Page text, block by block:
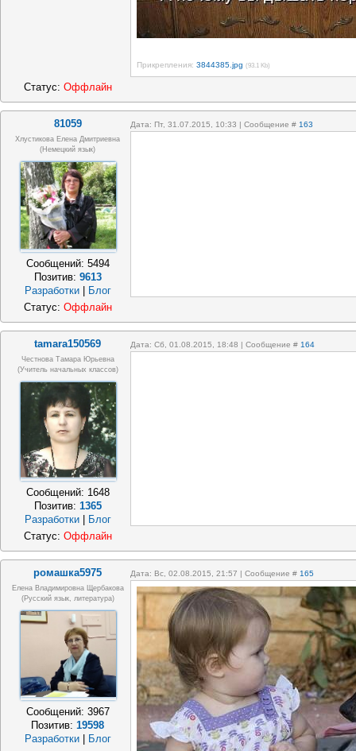
Прикрепления: 3844385.jpg (93.1 Kb)
Статус: Оффлайн
81059 Дата: Пт, 31.07.2015, 10:33 | Сообщение # 163
Хлустикова Елена Дмитриевна
(немецкий язык)
Сообщений: 5494
Позитив: 9613
Разработки
Блог
Статус: Оффлайн
tamara150569 Дата: Сб, 01.08.2015, 18:48 | Сообщение # 164
Честнова Тамара Юрьевна
(учитель начальных классов)
Сообщений: 1648
Позитив: 1365
Разработки
Блог
Статус: Оффлайн
ромашка5975 Дата: Вс, 02.08.2015, 21:57 | Сообщение # 165
Елена Владимировна Щербакова
(русский язык, литература)
Сообщений: 3967
Позитив:19598
Разработки
Блог